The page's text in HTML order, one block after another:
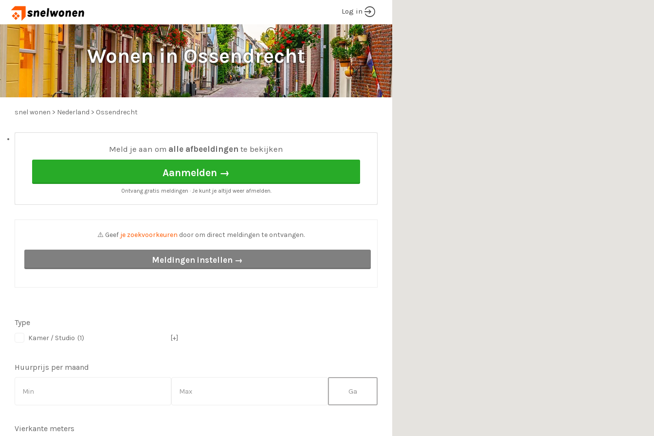
Log in
Wonen in Ossendrecht
snel wonen > Nederland > Ossendrecht
Meld je aan om alle afbeeldingen te bekijken
Aanmelden →
Ontvang gratis meldingen · Je kunt je altijd weer afmelden.
⚠️ Geef je zoekvoorkeuren door om direct meldingen te ontvangen.
Meldingen instellen →
Type
Kamer / Studio (1) [+]
Huurprijs per maand
Vierkante meters